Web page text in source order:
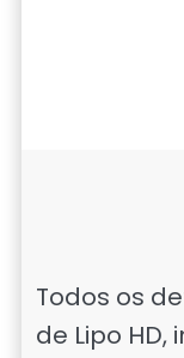
Todos os
de Lipo